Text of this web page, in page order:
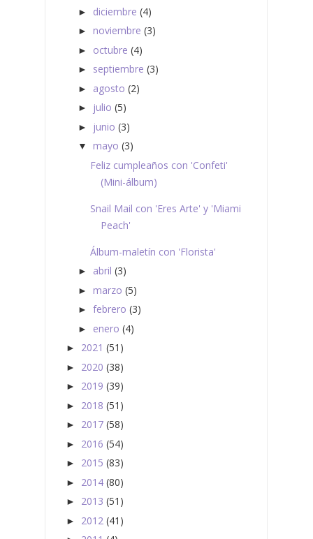
► diciembre (4)
► noviembre (3)
► octubre (4)
► septiembre (3)
► agosto (2)
► julio (5)
► junio (3)
▼ mayo (3)
Feliz cumpleaños con 'Confeti'
(Mini-álbum)
Snail Mail con 'Eres Arte' y 'Miami
Peach'
Álbum-maletín con 'Florista'
► abril (3)
► marzo (5)
► febrero (3)
► enero (4)
► 2021 (51)
► 2020 (38)
► 2019 (39)
► 2018 (51)
► 2017 (58)
► 2016 (54)
► 2015 (83)
► 2014 (80)
► 2013 (51)
► 2012 (41)